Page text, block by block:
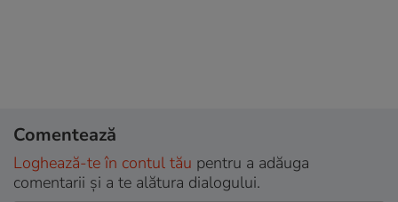
Comentează
Loghează-te în contul tău pentru a adăuga
comentarii și a te alătura dialogului.